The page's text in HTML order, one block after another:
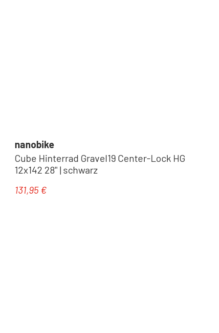
nanobike
Cube Hinterrad Gravel19 Center-Lock HG
12x142 28'' | schwarz
Regulärer Preis:
131,95 €